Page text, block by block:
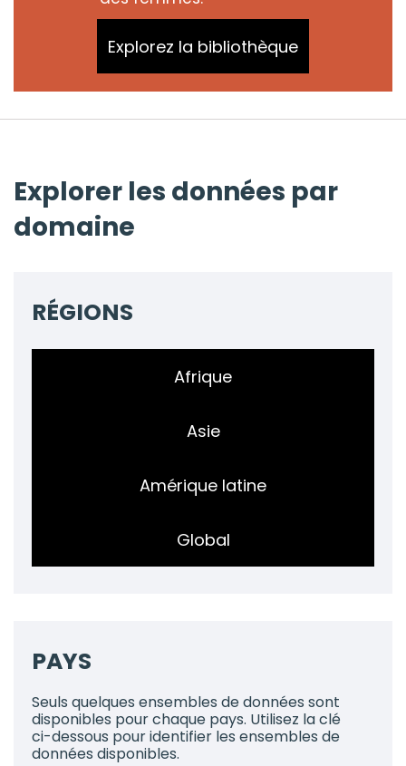
Explorez la bibliothèque
Explorer les données par
domaine
RÉGIONS
Afrique
Asie
Amérique latine
Global
PAYS
Seuls quelques ensembles de données sont
disponibles pour chaque pays. Utilisez la clé
ci-dessous pour identifier les ensembles de
données disponibles.